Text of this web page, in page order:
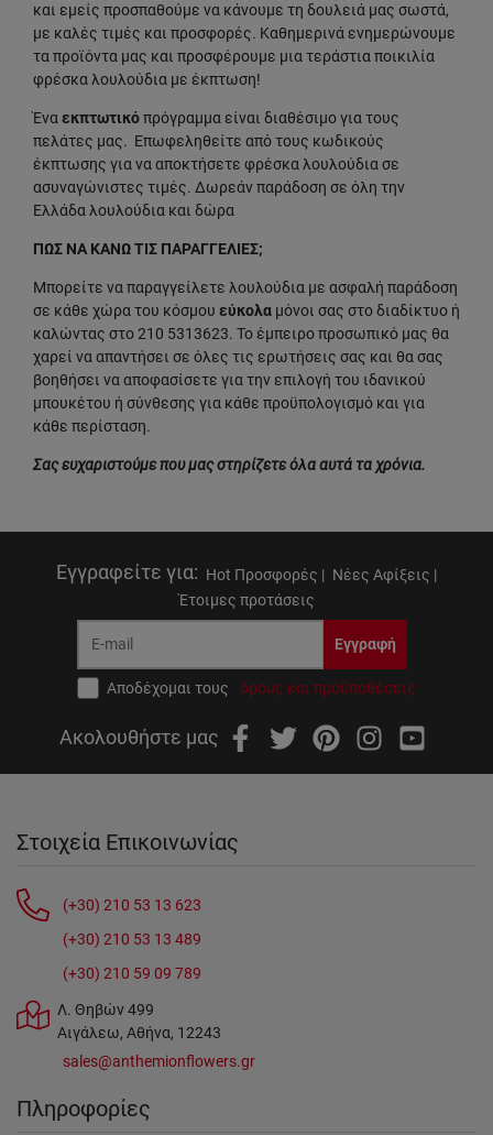
και εμείς προσπαθούμε να κάνουμε τη δουλειά μας σωστά,
με καλές τιμές και προσφορές. Καθημερινά ενημερώνουμε
τα προϊόντα μας και προσφέρουμε μια τεράστια ποικιλία
φρέσκα λουλούδια με έκπτωση!
Έναεκπτωτικόπρόγραμμα είναι διαθέσιμο για τους
πελάτες μας. Επωφεληθείτε από τους κωδικούς
έκπτωσης για να αποκτήσετε φρέσκα λουλούδια σε
ασυναγώνιστες τιμές. Δωρεάν παράδοση σε όλη την
Ελλάδα λουλούδια και δώρα
ΠΩΣ ΝΑ ΚΑΝΩ ΤΙΣ ΠΑΡΑΓΓΕΛΙΕΣ;
Μπορείτε να παραγγείλετε λουλούδια με ασφαλή παράδοση
σε κάθε χώρα του κόσμου εύκολα μόνοι σας στο διαδίκτυο ή
καλώντας στο 210 5313623. Το έμπειρο προσωπικό μας θα
χαρεί να απαντήσει σε όλες τις ερωτήσεις σας και θα σας
βοηθήσει να αποφασίσετε για την επιλογή του ιδανικού
μπουκέτου ή σύνθεσης για κάθε προϋπολογισμό και για
κάθε περίσταση.
Σας ευχαριστούμε που μας στηρίζετε όλα αυτά τα χρόνια.
Εγγραφείτε για: Hot Προσφορές | Νέες Αφίξεις |
Έτοιμες προτάσεις
Εγγραφή
Αποδέχομαι τους όρους και προϋποθέσεις
Ακολουθήστε μας
Στοιχεία Επικοινωνίας
(+30) 210 53 13 623
(+30) 210 53 13 489
(+30) 210 59 09 789
Λ. Θηβών 499
Αιγάλεω, Αθήνα, 12243
sales@anthemionflowers.gr
Πληροφορίες